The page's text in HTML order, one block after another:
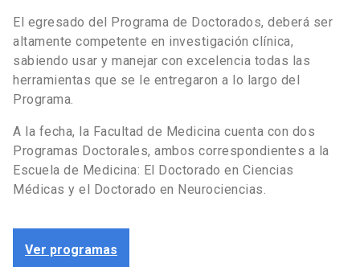
El egresado del Programa de Doctorados, deberá ser
altamente competente en investigación clínica,
sabiendo usar y manejar con excelencia todas las
herramientas que se le entregaron a lo largo del
Programa.
A la fecha, la Facultad de Medicina cuenta con dos
Programas Doctorales, ambos correspondientes a la
Escuela de Medicina: El Doctorado en Ciencias
Médicas y el Doctorado en Neurociencias.
Ver programas